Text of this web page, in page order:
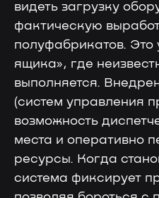
видеть загрузку
фактическую
полуфабрикатов. Это
ящика», где
выполняется.
(систем управления
возможность
места и оперативно
ресурсы. Когда
система фиксирует